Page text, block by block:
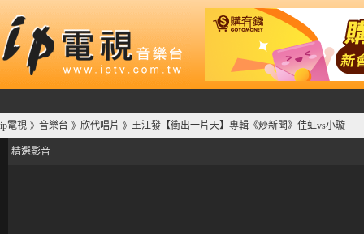
ip電視 》 音樂台 》 欣代唱片 》 王江發【衝出一片天】專輯《炒新聞》佳虹vs小璇
精選影音